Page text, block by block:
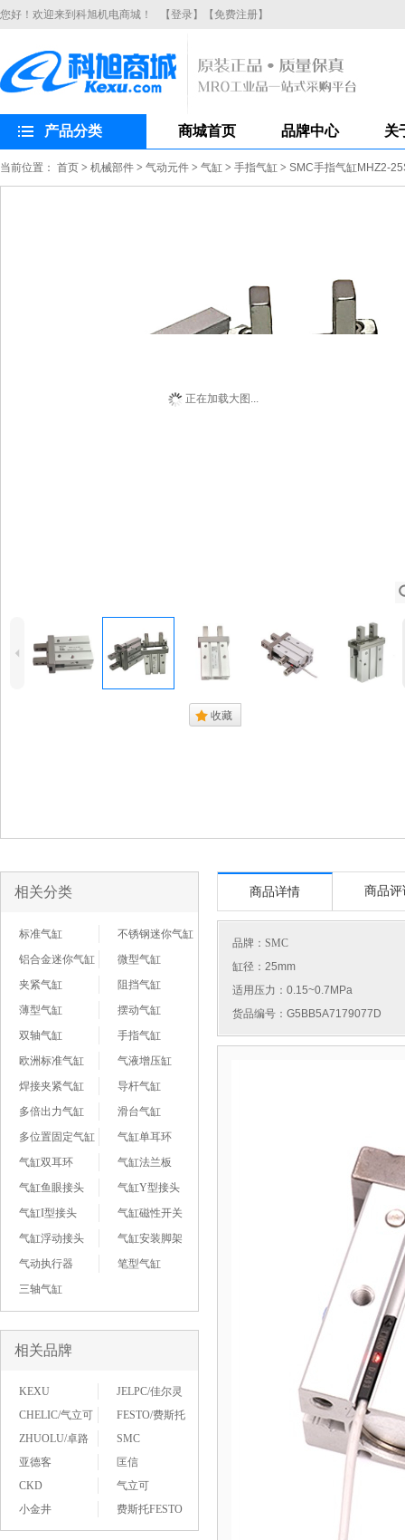
您好！欢迎来到科旭机电商城！ 【登录】 【免费注册】
产品分类 商城首页 品牌中心 关
当前位置： 首页 > 机械部件 > 气动元件 > 气缸 > 手指气缸 > SMC手指气缸MHZ2-
正在加载大图...
4
. 收藏
相关分类
标准气缸
不锈钢迷你气缸
铝合金迷你气缸
微型气缸
夹紧气缸
阻挡气缸
薄型气缸
摆动气缸
双轴气缸
手指气缸
欧洲标准气缸
气液增压缸
焊接夹紧气缸
导杆气缸
多倍出力气缸
滑台气缸
多位置固定气缸
气缸单耳环
气缸双耳环
气缸法兰板
气缸鱼眼接头
气缸Y型接头
气缸I型接头
气缸磁性开关
气缸浮动接头
气缸安装脚架
气动执行器
笔型气缸
三轴气缸
相关品牌
KEXU
JELPC/佳尔灵
CHELIC/气立可
FESTO/费斯托
ZHUOLU/卓路
SMC
亚德客
匡信
CKD
气立可
小金井
费斯托FESTO
商品详情 商品评
品牌： SMC
缸径：25mm
适用压力：0.15~0.7MPa
货品编号：G5BB5A7179077D